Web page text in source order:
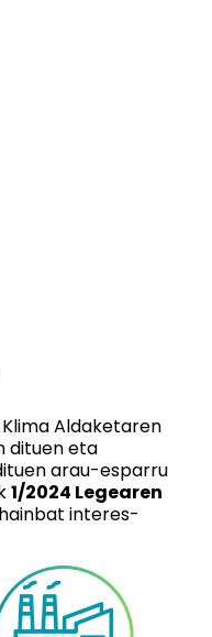
Aldaketaren
dituen eta
arau-esparru
1/2024 Legearen
interes-